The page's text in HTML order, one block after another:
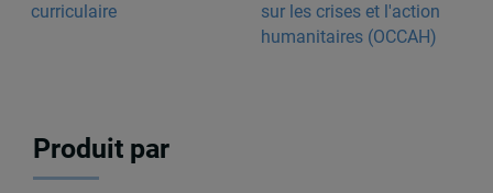
curriculaire
sur les crises et l'action
humanitaires (OCCAH)
Produit par